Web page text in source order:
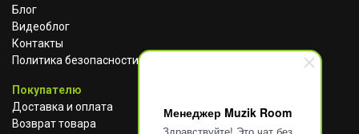
Менеджер Muzik Room
Блог
Видеоблог
Контакты
Политика безопасности
Покупателю
Доставка и оплата
Возврат товара